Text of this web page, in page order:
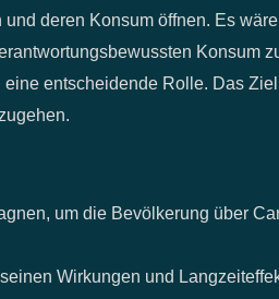
deren Konsum öffnen. Es
Konsum
entscheidende Rolle. Das
um die Bevölkerung über
Wirkungen und